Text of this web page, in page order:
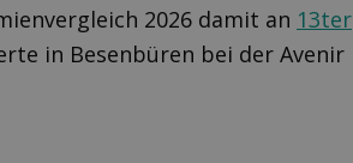
2026 damit an 13ter
in Besenbüren bei der Avenir